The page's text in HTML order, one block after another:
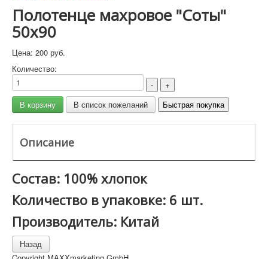
Полотенце махровое "Соты"
50x90
Цена: 200 руб.
Количество:
Описание
Состав: 100% хлопок
Количество в упаковке: 6 шт.
Производитель: Китай